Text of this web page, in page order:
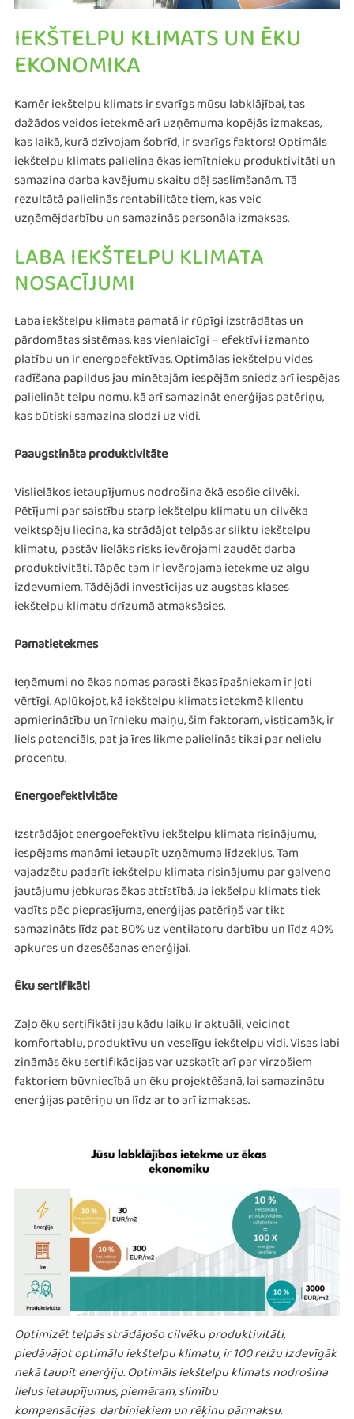
IEKŠTELPU KLIMATS UN ĒKU
EKONOMIKA
Kamēr iekštelpu klimats ir svarīgs mūsu labklājībai, tas
dažādos veidos ietekmē arī uzņēmuma kopējās izmaksas,
kas laikā, kurā dzīvojam šobrīd, ir svarīgs faktors! Optimāls
iekštelpu klimats palielina ēkas iemītnieku produktivitāti un
samazina darba kavējumu skaitu dēļ saslimšanām. Tā
rezultātā palielinās rentabilitāte tiem, kas veic
uzņēmējdarbību un samazinās personāla izmaksas.
LABA IEKŠTELPU KLIMATA
NOSACĪJUMI
Laba iekštelpu klimata pamatā ir rūpīgi izstrādātas un
pārdomātas sistēmas, kas vienlaicīgi – efektīvi izmanto
platību un ir energoefektīvas. Optimālas iekštelpu vides
radīšana papildus jau minētajām iespējām sniedz arī iespējas
palielināt telpu nomu, kā arī samazināt enerģijas patēriņu,
kas būtiski samazina slodzi uz vidi.
Paaugstināta produktivitāte
Vislielākos ietaupījumus nodrošina ēkā esošie cilvēki.
Pētījumi par saistību starp iekštelpu klimatu un cilvēka
veiktspēju liecina, ka strādājot telpās ar sliktu iekštelpu
klimatu, pastāv lielāks risks ievērojami zaudēt darba
produktivitāti. Tāpēc tam ir ievērojama ietekme uz algu
izdevumiem. Tādējādi investīcijas uz augstas klases
iekštelpu klimatu drīzumā atmaksāsies.
Pamatietekmes
Ieņēmumi no ēkas nomas parasti ēkas īpašniekam ir ļoti
vērtīgi. Aplūkojot, kā iekštelpu klimats ietekmē klientu
apmierinātību un īrnieku maiņu, šim faktoram, visticamāk, ir
liels potenciāls, pat ja īres likme palielinās tikai par nelielu
procentu.
Energoefektivitāte
Izstrādājot energoefektīvu iekštelpu klimata risinājumu,
iespējams manāmi ietaupīt uzņēmuma līdzekļus. Tam
vajadzētu padarīt iekštelpu klimata risinājumu par galveno
jautājumu jebkuras ēkas attīstībā. Ja iekšelpu klimats tiek
vadīts pēc pieprasījuma, enerģijas patēriņš var tikt
samazināts līdz pat 80% uz ventilatoru darbību un līdz 40%
apkures un dzesēšanas enerģijai.
Ēku sertifikāti
Zaļo ēku sertifikāti jau kādu laiku ir aktuāli, veicinot
komfortablu, produktīvu un veselīgu iekštelpu vidi. Visas labi
zināmās ēku sertifikācijas var uzskatīt arī par virzošiem
faktoriem būvniecībā un ēku projektēšanā, lai samazinātu
enerģijas patēriņu un līdz ar to arī izmaksas.
Optimizēt telpās strādājošo cilvēku produktivitāti,
piedāvājot optimālu iekštelpu klimatu, ir 100 reižu izdevīgāk
nekā taupīt enerģiju. Optimāls iekštelpu klimats nodrošina
lielus ietaupījumus, piemēram, slimību